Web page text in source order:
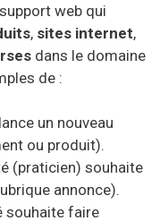
web qui
, sites internet,
dans le domaine
de :
un nouveau
ou produit).
(praticien) souhaite
annonce).
souhaite faire